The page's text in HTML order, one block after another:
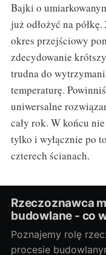
Bajki o
już odłożyć na
okres przejściowy
zdecydowanie
trudna do
temperaturę.
uniwersalne
cały rok. W końcu
tylko i wyłącznie po
czterech ścianach.
Rzeczoznawca
budowlane - co
Poznajemy rolę
procesie